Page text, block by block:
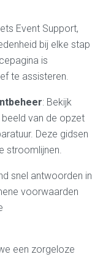
Event Support,
bij elke stap
is
te assisteren.
: Bekijk
beeld van de opzet
Deze gidsen
stroomlijnen.
snel antwoorden in
voorwaarden
een zorgeloze